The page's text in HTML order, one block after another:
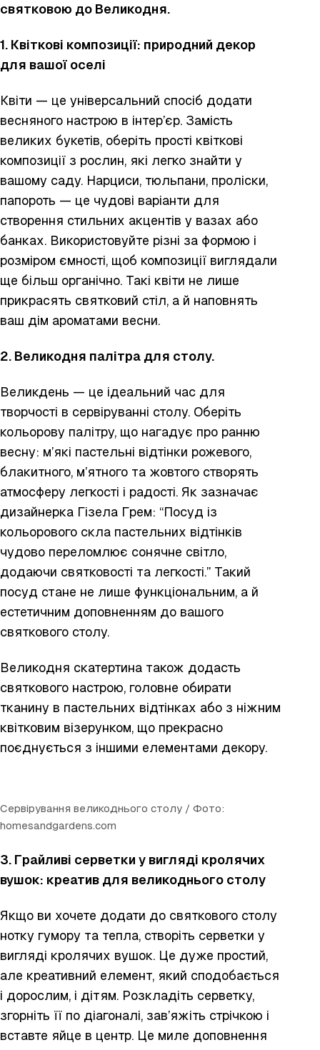
святковою до Великодня.
1. Квіткові композиції: природний декор
для вашої оселі
Квіти — це універсальний спосіб додати
весняного настрою в інтер’єр. Замість
великих букетів, оберіть прості квіткові
композиції з рослин, які легко знайти у
вашому саду. Нарциси, тюльпани, проліски,
папороть — це чудові варіанти для
створення стильних акцентів у вазах або
банках. Використовуйте різні за формою і
розміром ємності, щоб композиції виглядали
ще більш органічно. Такі квіти не лише
прикрасять святковий стіл, а й наповнять
ваш дім ароматами весни.
2. Великодня палітра для столу.
Великдень — це ідеальний час для
творчості в сервіруванні столу. Оберіть
кольорову палітру, що нагадує про ранню
весну: м’які пастельні відтінки рожевого,
блакитного, м’ятного та жовтого створять
атмосферу легкості і радості. Як зазначає
дизайнерка Гізела Грем: “Посуд із
кольорового скла пастельних відтінків
чудово переломлює сонячне світло,
додаючи святковості та легкості.” Такий
посуд стане не лише функціональним, а й
естетичним доповненням до вашого
святкового столу.
Великодня скатертина також додасть
святкового настрою, головне обирати
тканину в пастельних відтінках або з ніжним
квітковим візерунком, що прекрасно
поєднується з іншими елементами декору.
Сервірування великоднього столу / Фото:
homesandgardens.com
3. Грайливі серветки у вигляді кролячих
вушок: креатив для великоднього столу
Якщо ви хочете додати до святкового столу
нотку гумору та тепла, створіть серветки у
вигляді кролячих вушок. Це дуже простий,
але креативний елемент, який сподобається
і дорослим, і дітям. Розкладіть серветку,
згорніть її по діагоналі, зав’яжіть стрічкою і
вставте яйце в центр. Це миле доповнення